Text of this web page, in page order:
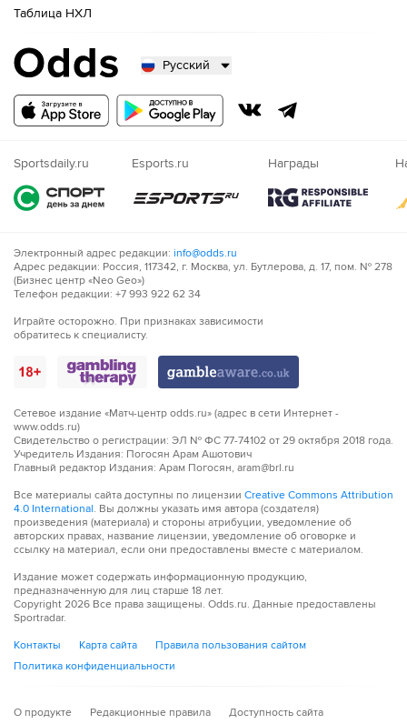
Таблица НХЛ
Русский
Русский
Nigeria
Sportsdaily.ru Esports.ru Награды
Электронный адрес редакции: info@odds.ru
Адрес редакции: Россия, 117342, г. Москва, ул. Бутлерова, д. 17, пом. № 278
(Бизнес центр «Neo Geo»)
Телефон редакции: +7 993 922 62 34
Играйте осторожно. При признаках зависимости
обратитесь к специалисту.
Сетевое издание «Матч-центр odds.ru» (адрес в сети Интернет -
www.odds.ru)
Свидетельство о регистрации: ЭЛ № ФС 77-74102 от 29 октября 2018 года.
Учредитель Издания: Погосян Арам Ашотович
Главный редактор Издания: Арам Погосян, aram@brl.ru
Все материалы сайта доступны по лицензии Creative Commons Attribution
4.0 International. Вы должны указать имя автора (создателя)
произведения (материала) и стороны атрибуции, уведомление об
авторских правах, название лицензии, уведомление об оговорке и
ссылку на материал, если они предоставлены вместе с материалом.
Издание может содержать информационную продукцию,
предназначенную для лиц старше 18 лет.
Copyright 2026 Все права защищены. Odds.ru. Данные предоставлены
Sportradar.
Контакты
Карта сайта
Правила пользования сайтом
Политика конфиденциальности
О продукте Редакционные правила Доступность сайта